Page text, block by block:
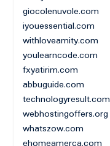
giocolenuvole.com
iyouessential.com
withloveamity.com
youlearncode.com
fxyatirim.com
abbuguide.com
technologyresult.com
webhostingoffers.org
whatszow.com